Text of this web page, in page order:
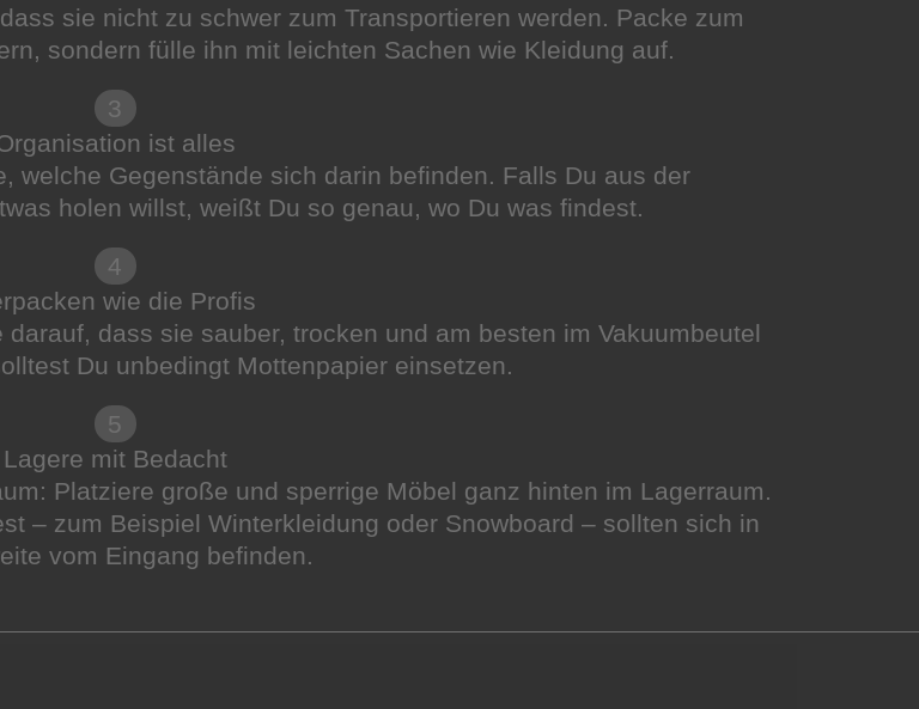
sie nicht zu schwer zum Transportieren werden. Packe zum
sondern fülle ihn mit leichten Sachen wie Kleidung auf.
3
ist alles
welche Gegenstände sich darin befinden. Falls Du aus der
holen willst, weißt Du so genau, wo Du was findest.
4
wie die Profis
dass sie sauber, trocken und am besten im Vakuumbeutel
Du unbedingt Mottenpapier einsetzen.
5
Lagere mit Bedacht
Platziere große und sperrige Möbel ganz hinten im Lagerraum.
– zum Beispiel Winterkleidung oder Snowboard – sollten sich in
vom Eingang befinden.